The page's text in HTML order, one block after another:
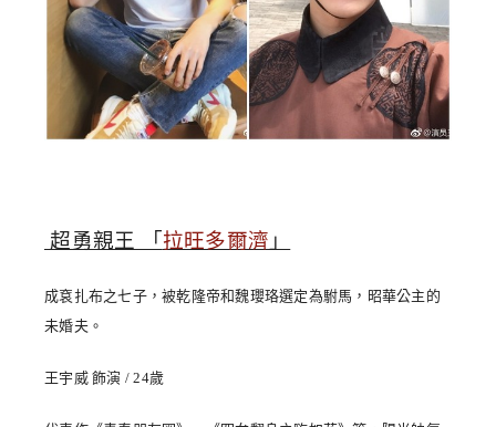
超勇親王 「 拉旺多爾濟 」
成袞扎布之七子，被乾隆帝和魏瓔珞選定為駙馬，昭華公主的
未婚夫。
王宇威 飾演 / 24歲